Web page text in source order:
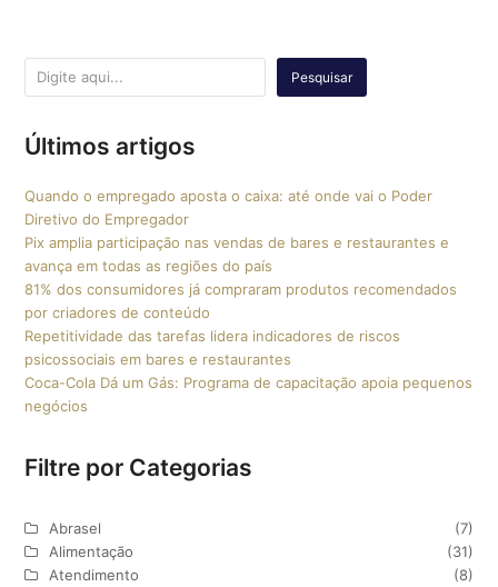
Pesquisar
Últimos artigos
Quando o empregado aposta o caixa: até onde vai o Poder
Diretivo do Empregador
Pix amplia participação nas vendas de bares e restaurantes e
avança em todas as regiões do país
81% dos consumidores já compraram produtos recomendados
por criadores de conteúdo
Repetitividade das tarefas lidera indicadores de riscos
psicossociais em bares e restaurantes
Coca-Cola Dá um Gás: Programa de capacitação apoia pequenos
negócios
Filtre por Categorias
Abrasel
(7)
Alimentação
(31)
Atendimento
(8)